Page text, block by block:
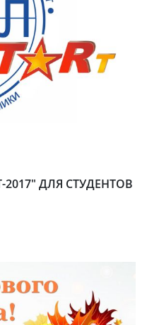
2017" ДЛЯ СТУДЕНТОВ